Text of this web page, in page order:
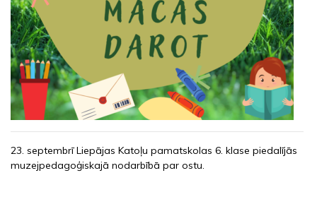
23. septembrī Liepājas Katoļu pamatskolas 6. klase piedalījās
muzejpedagoģiskajā nodarbībā par ostu.